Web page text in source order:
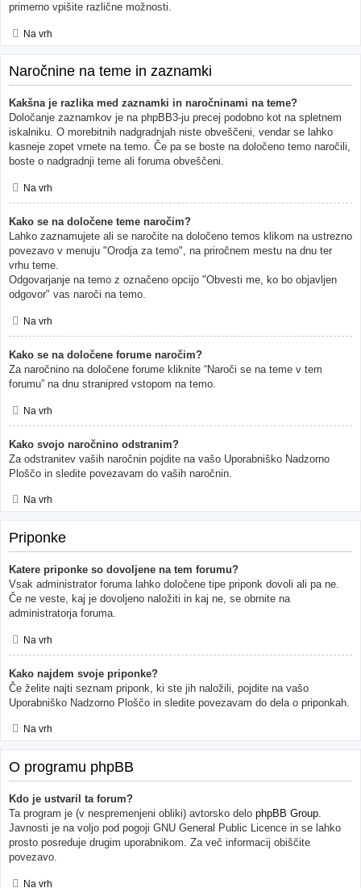
primerno vpišite različne možnosti.
Na vrh
Naročnine na teme in zaznamki
Kakšna je razlika med zaznamki in naročninami na teme?
Določanje zaznamkov je na phpBB3-ju precej podobno kot na spletnem
iskalniku. O morebitnih nadgradnjah niste obveščeni, vendar se lahko
kasneje zopet vrnete na temo. Če pa se boste na določeno temo naročili,
boste o nadgradnji teme ali foruma obveščeni.
Na vrh
Kako se na določene teme naročim?
Lahko zaznamujete ali se naročite na določeno temos klikom na ustrezno
povezavo v menuju "Orodja za temo", na priročnem mestu na dnu ter
vrhu teme.
Odgovarjanje na temo z označeno opcijo "Obvesti me, ko bo objavljen
odgovor" vas naroči na temo.
Na vrh
Kako se na določene forume naročim?
Za naročnino na določene forume kliknite “Naroči se na teme v tem
forumu” na dnu stranipred vstopom na temo.
Na vrh
Kako svojo naročnino odstranim?
Za odstranitev vaših naročnin pojdite na vašo Uporabniško Nadzorno
Ploščo in sledite povezavam do vaših naročnin.
Na vrh
Priponke
Katere priponke so dovoljene na tem forumu?
Vsak administrator foruma lahko določene tipe priponk dovoli ali pa ne.
Če ne veste, kaj je dovoljeno naložiti in kaj ne, se obrnite na
administratorja foruma.
Na vrh
Kako najdem svoje priponke?
Če želite najti seznam priponk, ki ste jih naložili, pojdite na vašo
Uporabniško Nadzorno Ploščo in sledite povezavam do dela o priponkah.
Na vrh
O programu phpBB
Kdo je ustvaril ta forum?
Ta program je (v nespremenjeni obliki) avtorsko delo phpBB Group.
Javnosti je na voljo pod pogoji GNU General Public Licence in se lahko
prosto posreduje drugim uporabnikom. Za več informacij obiščite
povezavo.
Na vrh